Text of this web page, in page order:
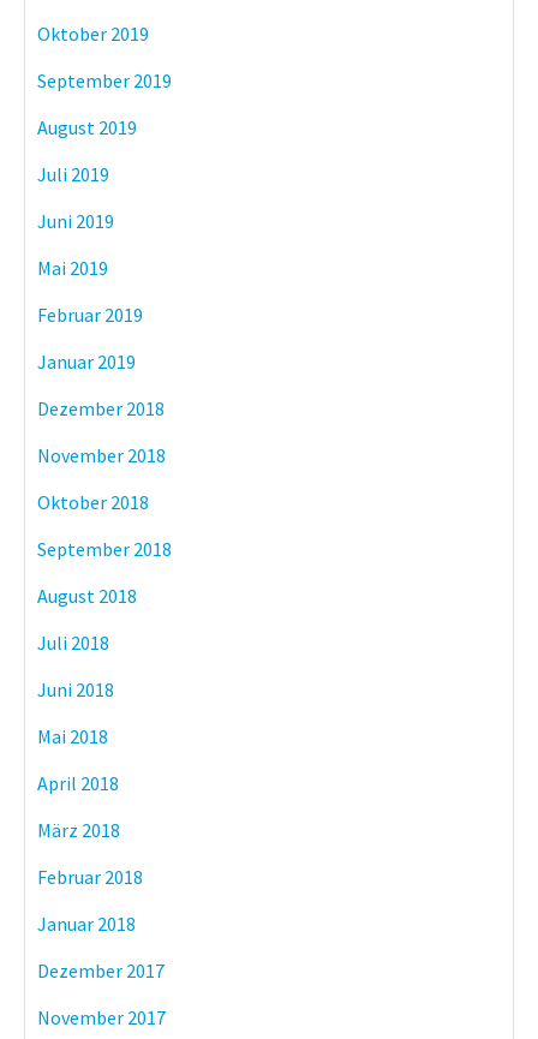
Oktober 2019
September 2019
August 2019
Juli 2019
Juni 2019
Mai 2019
Februar 2019
Januar 2019
Dezember 2018
November 2018
Oktober 2018
September 2018
August 2018
Juli 2018
Juni 2018
Mai 2018
April 2018
März 2018
Februar 2018
Januar 2018
Dezember 2017
November 2017